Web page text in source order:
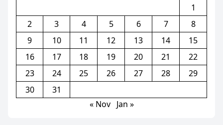
1
2
3 4 5 6 7
8
9
10 11 12 13 14
15
16
17 18 19 20 21
22
23
24 25 26 27 28
29
30
31
« Nov
Jan »